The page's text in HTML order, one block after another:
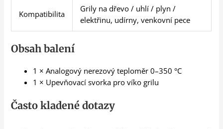
Kompatibilita
Grily na dřevo / uhlí / plyn /
elektřinu, udírny, venkovní pece
Obsah balení
1 × Analogový nerezový teploměr 0–350 °C
1 × Upevňovací svorka pro víko grilu
Často kladené dotazy